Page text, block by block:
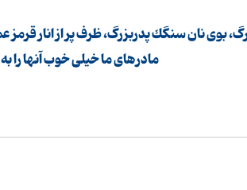
بوی نان سنگك پدربزرگ، ظرف پر از انار
مادرهای ما خیلی خوب آنها را